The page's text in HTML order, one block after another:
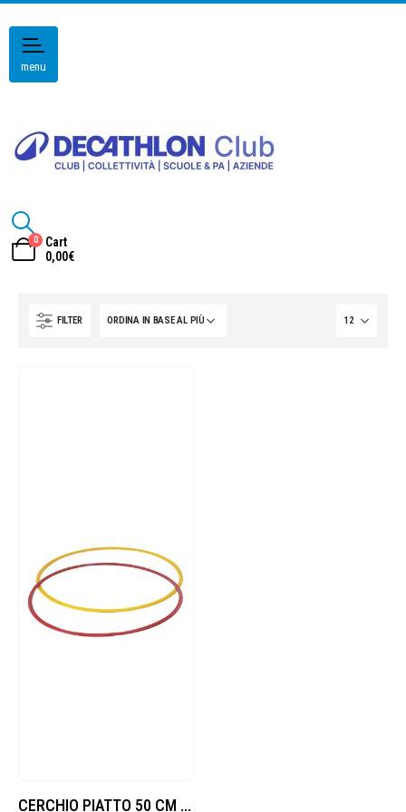
menu
0
Cart
0,00€
FILTER
CERCHIO PIATTO 50 CM DIA. (5 PEZZI)